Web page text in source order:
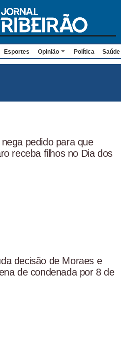
Esportes Opinião Política Saúde
pedido para que
receba filhos no Dia dos
decisão de Moraes e
de condenada por 8 de